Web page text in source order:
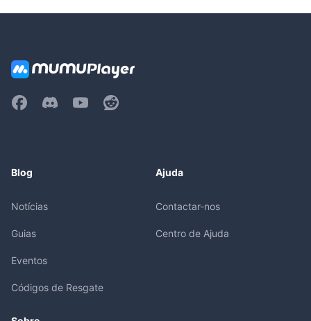
Blog
Notícias
Guias
Eventos
Códigos de Resgate
Ajuda
Contactar-nos
Centro de Ajuda